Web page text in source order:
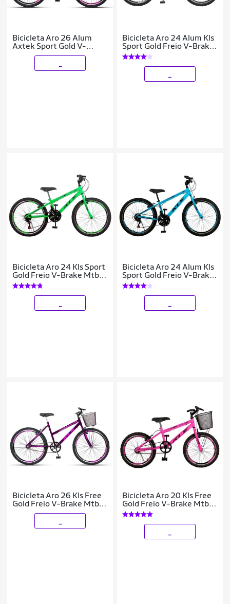
Bicicleta Aro 26 Alum
Axtek Sport Gold V-
Brake Mtb 21V Feminina
Bicicleta Aro 24 Alum Kls
Sport Gold Freio V-Brake
Mtb 21V
Bicicleta Aro 24 Kls Sport
Gold Freio V-Brake Mtb
21 Marchas
Bicicleta Aro 24 Alum Kls
Sport Gold Freio V-Brake
Mtb 21V
Bicicleta Aro 26 Kls Free
Gold Freio V-Brake Mtb
Feminina
Bicicleta Aro 20 Kls Free
Gold Freio V-Brake Mtb
Feminina